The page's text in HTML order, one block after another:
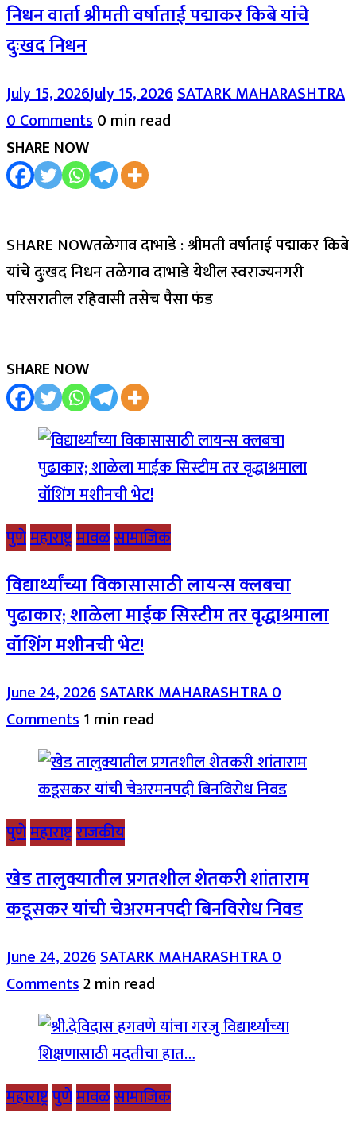
निधन वार्ता श्रीमती वर्षाताई पद्माकर किबे यांचे
दुःखद निधन
July 15, 2026July 15, 2026SATARK MAHARASHTRA
0 Comments0 min read
SHARE NOW
SHARE NOWतळेगाव दाभाडे : श्रीमती वर्षाताई पद्माकर किबे
यांचे दुःखद निधन तळेगाव दाभाडे येथील स्वराज्यनगरी
परिसरातील रहिवासी तसेच पैसा फंड
SHARE NOW
पुणेमहाराष्ट्रमावळसामाजिक
विद्यार्थ्यांच्या विकासासाठी लायन्स क्लबचा
पुढाकार; शाळेला माईक सिस्टीम तर वृद्धाश्रमाला
वॉशिंग मशीनची भेट!
June 24, 2026SATARK MAHARASHTRA0
Comments1 min read
पुणेमहाराष्ट्रराजकीय
खेड तालुक्यातील प्रगतशील शेतकरी शांताराम
कडूसकर यांची चेअरमनपदी बिनविरोध निवड
June 24, 2026SATARK MAHARASHTRA0
Comments2 min read
महाराष्ट्रपुणेमावळसामाजिक